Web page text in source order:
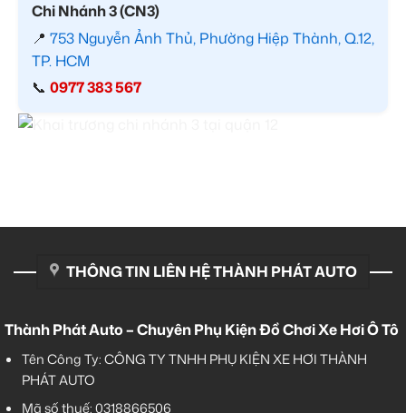
Chi Nhánh 3 (CN3)
📍 753 Nguyễn Ảnh Thủ, Phường Hiệp Thành, Q.12,
TP. HCM
📞 0977 383 567
THÔNG TIN LIÊN HỆ THÀNH PHÁT AUTO
Thành Phát Auto – Chuyên Phụ Kiện Đồ Chơi Xe Hơi Ô Tô
Tên Công Ty: CÔNG TY TNHH PHỤ KIỆN XE HƠI THÀNH
PHÁT AUTO
Mã số thuế: 0318866506